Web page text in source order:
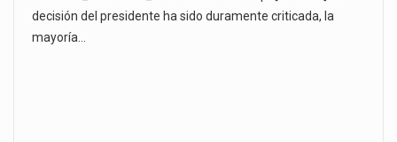
decisión del presidente ha sido duramente criticada, la
mayoría…